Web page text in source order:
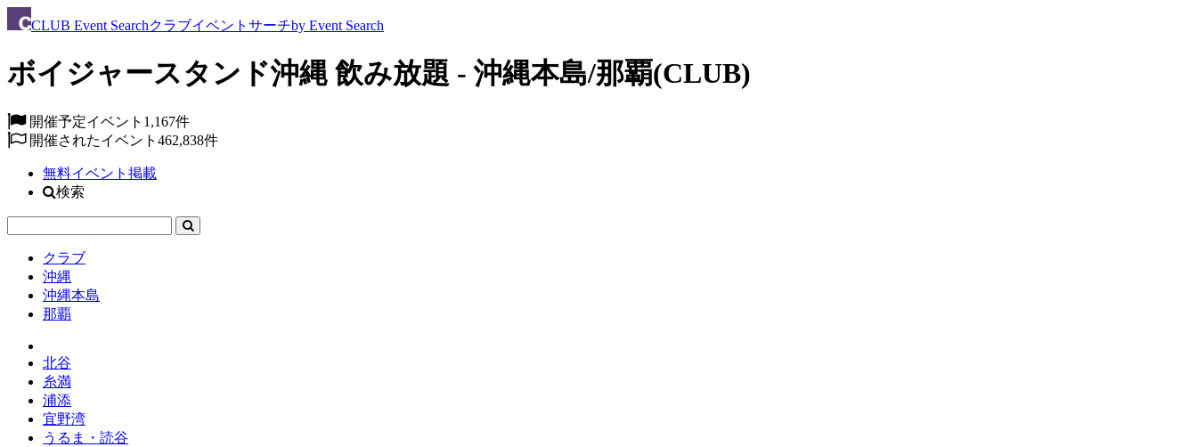
CLUB Event Searchクラブイベントサーチby Event Search
ボイジャースタンド沖縄 飲み放題 - 沖縄本島/那覇(CLUB)
開催予定イベント 1,167件
開催されたイベント 462,838件
無料イベント掲載
検索
クラブ
沖縄
沖縄本島
那覇
北谷
糸満
浦添
宜野湾
うるま・読谷